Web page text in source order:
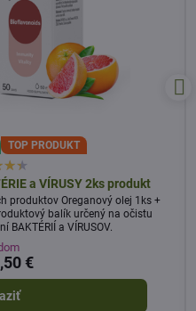
TOP PRODUKT
a VÍRUSY 2ks produkt
produktov Oreganový olej 1ks +
balík určený na očistu
a VÍRUSOV.
€